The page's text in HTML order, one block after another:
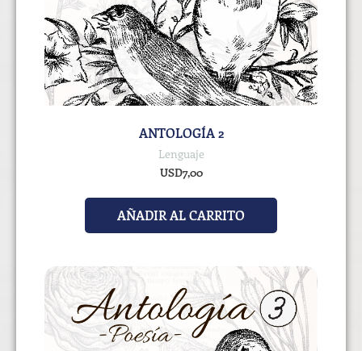
ANTOLOGÍA 2
Lenguaje
USD7,00
AÑADIR AL CARRITO